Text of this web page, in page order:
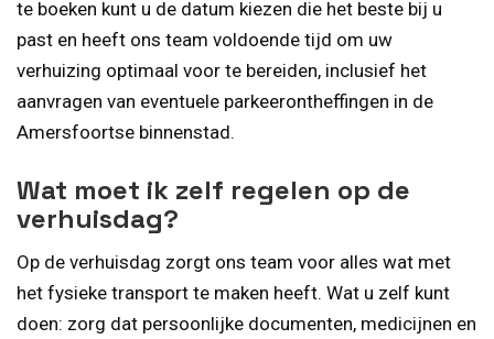
te boeken kunt u de datum kiezen die het beste bij u
past en heeft ons team voldoende tijd om uw
verhuizing optimaal voor te bereiden, inclusief het
aanvragen van eventuele parkeerontheffingen in de
Amersfoortse binnenstad.
Wat moet ik zelf regelen op de
verhuisdag?
Op de verhuisdag zorgt ons team voor alles wat met
het fysieke transport te maken heeft. Wat u zelf kunt
doen: zorg dat persoonlijke documenten, medicijnen en